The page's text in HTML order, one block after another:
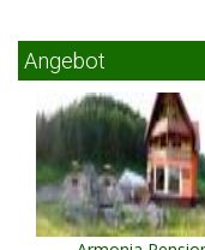
Angebot